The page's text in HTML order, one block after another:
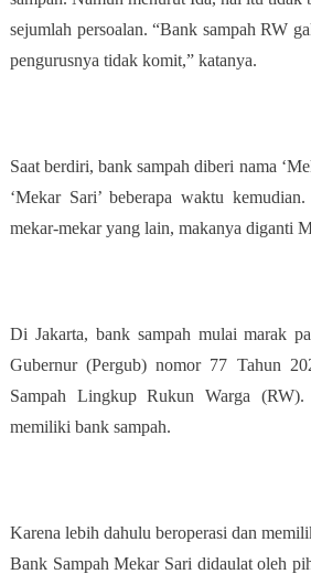
sejumlah persoalan. “Bank sampah RW
pengurusnya tidak komit,” katanya.
Saat berdiri, bank sampah diberi nama
‘Mekar Sari’ beberapa waktu
mekar-mekar yang lain, makanya diganti
Di Jakarta, bank sampah mulai marak
Gubernur (Pergub) nomor 77 Tahun
Sampah Lingkup Rukun Warga
memiliki bank sampah.
Karena lebih dahulu beroperasi dan
Bank Sampah Mekar Sari didaulat oleh